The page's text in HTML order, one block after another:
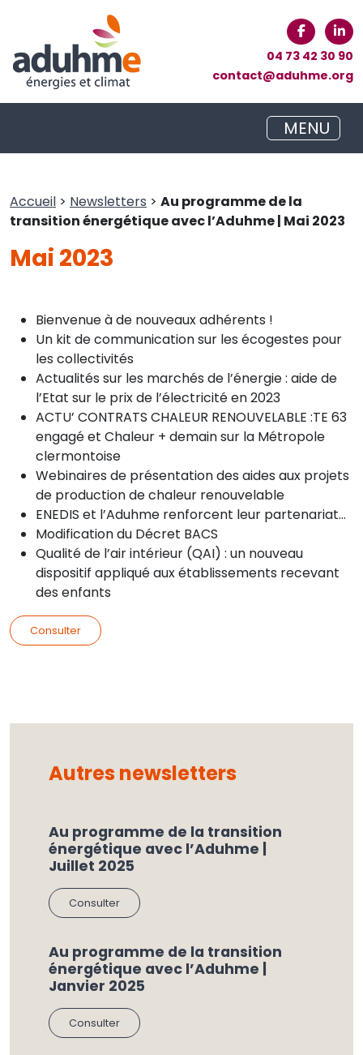
04 73 42 30 90
contact@aduhme.org
MENU
Accueil > Newsletters > Au programme de la
transition énergétique avec l’Aduhme | Mai 2023
Mai 2023
Bienvenue à de nouveaux adhérents !
Un kit de communication sur les écogestes pour
les collectivités
Actualités sur les marchés de l’énergie : aide de
l’Etat sur le prix de l’électricité en 2023
ACTU’ CONTRATS CHALEUR RENOUVELABLE :TE 63
engagé et Chaleur + demain sur la Métropole
clermontoise
Webinaires de présentation des aides aux projets
de production de chaleur renouvelable
ENEDIS et l’Aduhme renforcent leur partenariat…
Modification du Décret BACS
Qualité de l’air intérieur (QAI) : un nouveau
dispositif appliqué aux établissements recevant
des enfants
Consulter
Autres newsletters
Au programme de la transition
énergétique avec l’Aduhme |
Juillet 2025
Consulter
Au programme de la transition
énergétique avec l’Aduhme |
Janvier 2025
Consulter